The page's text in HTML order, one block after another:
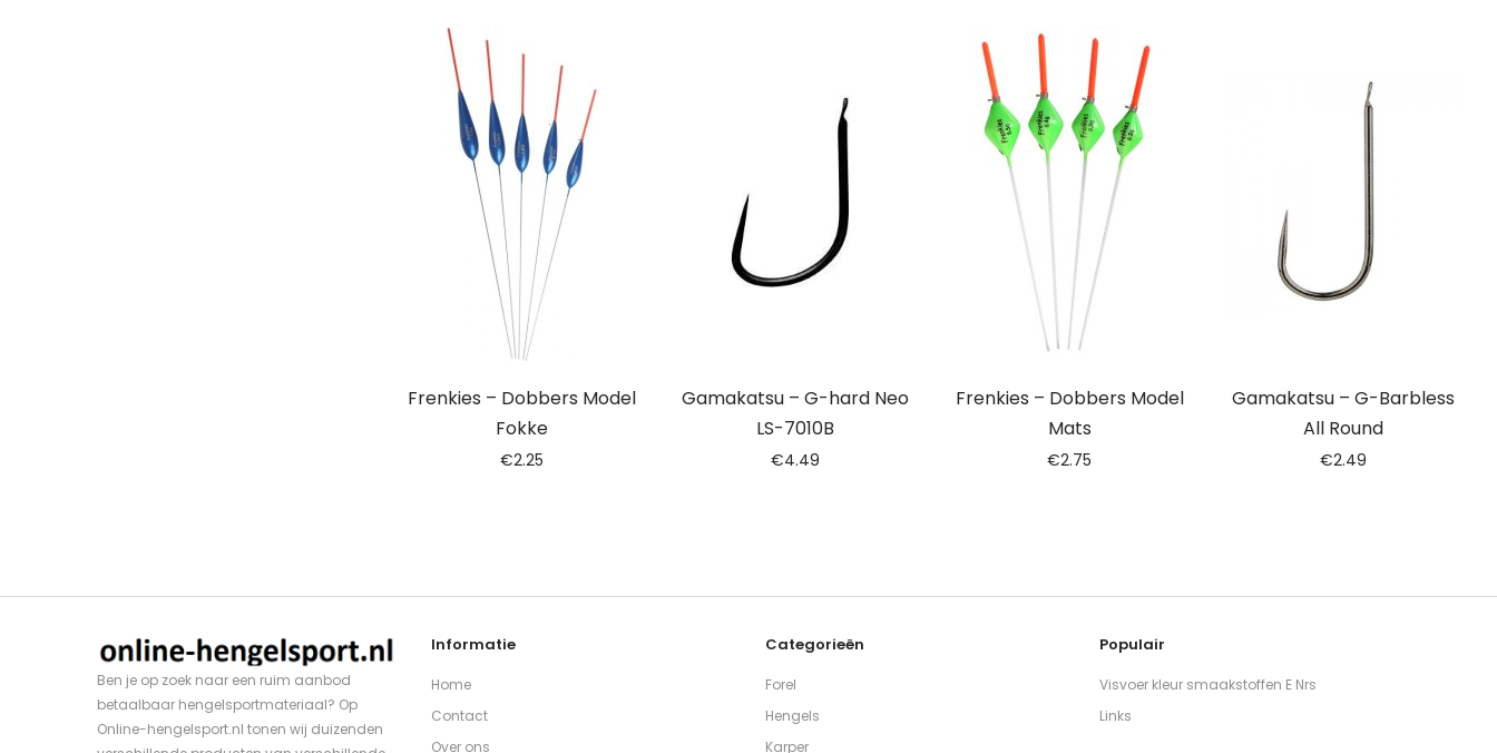
Frenkies – Dobbers Model
Fokke
€2.25
Gamakatsu – G-hard Neo
LS-7010B
€4.49
Frenkies – Dobbers Model
Mats
€2.75
Gamakatsu – G-Barbless
All Round
€2.49
Ben je op zoek naar een ruim aanbod
betaalbaar hengelsportmateriaal? Op
Online-hengelsport.nl tonen wij duizenden
Informatie
Home
Contact
Over ons
Categorieën
Forel
Hengels
Karper
Populair
Visvoer kleur smaakstoffen E Nrs
Links